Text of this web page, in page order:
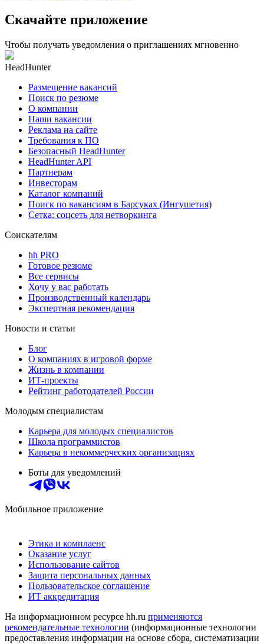
Скачайте приложение
Чтобы получать уведомления о приглашениях мгновенно
HeadHunter
Размещение вакансий
Поиск по резюме
О компании
Наши вакансии
Реклама на сайте
Требования к ПО
Безопасный HeadHunter
HeadHunter API
Партнерам
Инвесторам
Каталог компаний
Поиск по вакансиям в Барсуках (Ингушетия)
Сетка: соцсеть для нетворкинга
Соискателям
hh PRO
Готовое резюме
Все сервисы
Хочу у вас работать
Производственный календарь
Экспертная рекомендация
Новости и статьи
Блог
О компаниях в игровой форме
Жизнь в компании
ИТ-проекты
Рейтинг работодателей России
Молодым специалистам
Карьера для молодых специалистов
Школа программистов
Карьера в некоммерческих организациях
Боты для уведомлений
Мобильное приложение
Этика и комплаенс
Оказание услуг
Использование сайтов
Защита персональных данных
Пользовательское соглашение
ИТ аккредитация
На информационном ресурсе hh.ru применяются
рекомендательные технологии (информационные технологии
предоставления информации на основе сбора, систематизации